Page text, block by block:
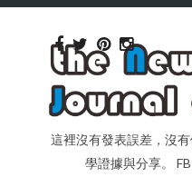
這裡沒有發表誤差，沒
學證據與分享。